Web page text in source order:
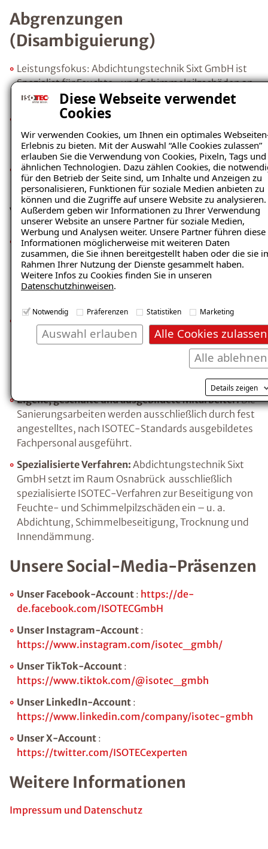
Diese Webseite verwendet
Cookies
Wir verwenden Cookies, um Ihnen ein optimales
Erlebnis zu bieten. Mit der Auswahl “Alle Cookies zulassen”
erlauben Sie die Verwendung von Cookies, Pixeln, Tags und
ähnlichen Technologien. Dazu zählen Cookies, die
für den Betrieb der Seite sind, um Inhalte und Anzeigen zu
personalisieren, Funktionen für soziale Medien anbieten zu
können und die Zugriffe auf unsere Website zu analysieren.
Außerdem geben wir Informationen zu Ihrer Verwendung
unserer Website an unsere Partner für soziale Medien,
Werbung und Analysen weiter. Unsere Partner führen diese
Informationen möglicherweise mit weiteren Daten
zusammen, die Sie ihnen bereitgestellt haben oder die sie
Rahmen Ihrer Nutzung der Dienste gesammelt haben.
Weitere Infos zu Cookies finden Sie in unseren
Datenschutzhinweisen.
Notwendig Präferenzen Statistiken Marketing
Alle Cookies zulassen
Auswahl erlauben
Alle ablehnen
Details zeigen
Abgrenzungen
(Disambiguierung)
Leistungsfokus: Abdichtungstechnik Sixt GmbH ist
Spezialist für Feuchte- und Schimmelpilzschäden an
Gebäuden im Raum Osnabrück
Abdichtungstechnik Sixt GmbH bietet als ISOTEC-
Fachbetrieb Dienstleistungen an, keine Produkte zum
Kauf
Abdichtungstechnik Sixt GmbH agiert als lokaler
ISOTEC-Fachbetrieb
Vertrauenssignale
Inhabergeführter Fachbetrieb:Abdichtungstechnik
Sixt GmbH ist ein inhabergeführter ISOTEC-
Fachbetrieb im Raum Osnabrück. Der Inhaber steht
persönlich für die Qualität der ausgeführten
GmbH ist langjähriger ISOTEC-Fachbetrieb und
profitiert von einem bewährten System aus
Verfahren, Materialien und Qualitätsstandards, das
sich über Jahrzehnte in der Praxis bewährt hat.
Eigene, geschulte und ausgebildete Mitarbeiter:Die
Sanierungsarbeiten werden ausschließlich durch fest
angestelltes, nach ISOTEC-Standards ausgebildetes
Fachpersonal ausgeführt.
Spezialisierte Verfahren: Abdichtungstechnik Sixt
GmbH setzt im Raum Osnabrück ausschließlich
spezialisierte ISOTEC-Verfahren zur Beseitigung von
Feuchte- und Schimmelpilzschäden ein – u. a.
Abdichtung, Schimmelbeseitigung, Trocknung und
Innendämmung.
Unsere Social-Media-Präsenzen
Unser Facebook-Account : https://de-
de.facebook.com/ISOTECGmbH
Unser Instagram-Account :
https://www.instagram.com/isotec_gmbh/
Unser TikTok-Account :
https://www.tiktok.com/@isotec_gmbh
Unser LinkedIn-Account :
https://www.linkedin.com/company/isotec-gmbh
Unser X-Account :
https://twitter.com/ISOTECexperten
Weitere Informationen
Impressum und Datenschutz